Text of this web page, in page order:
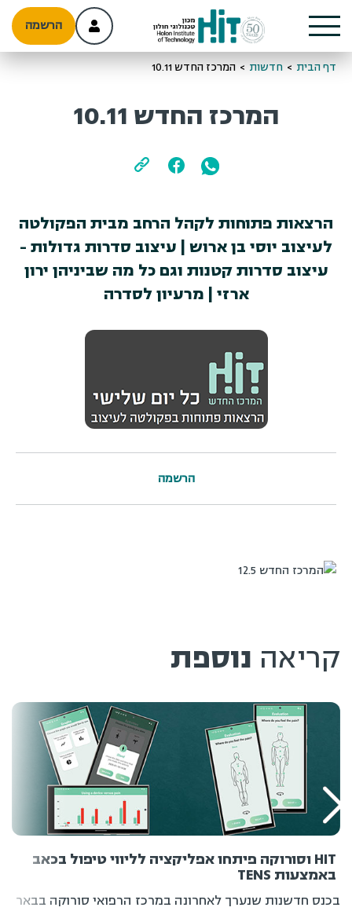
הרשמה
דף הבית > חדשות > המרכז החדש 10.11
המרכז החדש 10.11
הרצאות פתוחות לקהל הרחב מבית הפקולטה
לעיצוב יוסי בן ארוש | עיצוב סדרות גדולות -
עיצוב סדרות קטנות וגם כל מה שביניהן ירון
ארזי | מרעיון לסדרה
הרשמה
קריאה נוספת
HIT וסורוקה פיתחו אפליקציה לליווי טיפול בכאב
באמצעות TENS
בכנס חדשנות שנערך לאחרונה במרכז הרפואי סורוקה בבאר